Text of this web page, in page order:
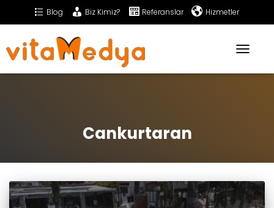
Blog Biz Kimiz? Referanslar Hizmetler
Sıkça Sorulan Sorular
Cankurtaran